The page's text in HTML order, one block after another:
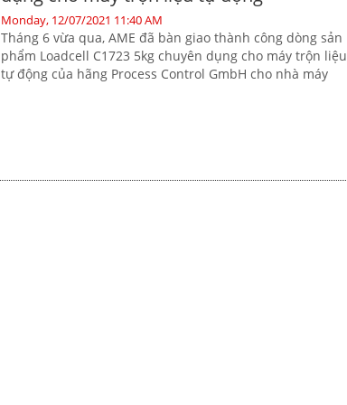
Monday, 12/07/2021 11:40 AM
Tháng 6 vừa qua, AME đã bàn giao thành công dòng sản
phẩm Loadcell C1723 5kg chuyên dụng cho máy trộn liệu
tự động của hãng Process Control GmbH cho nhà máy